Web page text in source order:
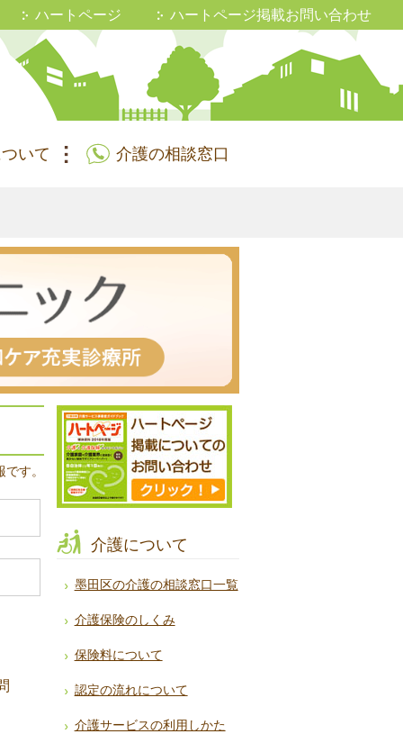
ハートページ ハートページ掲載お問い合わせ
いて 介護の相談窓口
す。
介護について
墨田区の介護の相談窓口一覧
介護保険のしくみ
保険料について
認定の流れについて
介護サービスの利用しかた